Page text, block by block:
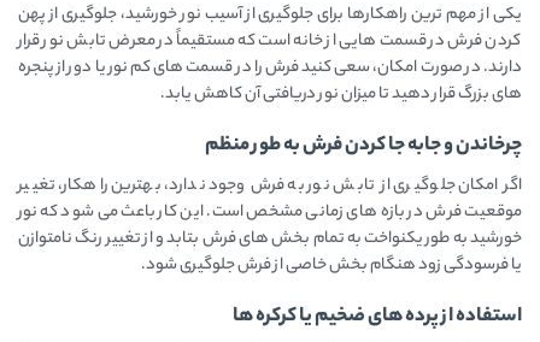
یکی از مهم‌ ترین راهکارها برای جلوگیری از آسیب نور خورشید، جلوگیری از پهن
کردن فرش در قسمت‌ هایی از خانه است که مستقیماً در معرض تابش نور قرار
دارند. در صورت امکان، سعی کنید فرش را در قسمت‌ های کم‌ نور یا دور از پنجره‌
های بزرگ قرار دهید تا میزان نور دریافتی آن کاهش یابد.
چرخاندن و جابه‌ جا کردن فرش به‌ طور منظم
اگر امکان جلوگیری از تابش نور به فرش وجود ندارد، بهترین راهکار، تغییر
موقعیت فرش در بازه‌ های زمانی مشخص است. این کار باعث می‌ شود که نور
خورشید به ‌طور یکنواخت به تمام بخش‌ های فرش بتابد و از تغییر رنگ نامتوازن
یا فرسودگی زود هنگام بخش خاصی از فرش جلوگیری شود.
استفاده از پرده‌ های ضخیم یا کرکره‌ ها